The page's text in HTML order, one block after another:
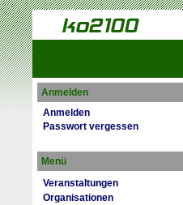
Anmelden
Anmelden
Passwort vergessen
Menü
Veranstaltungen
Organisationen